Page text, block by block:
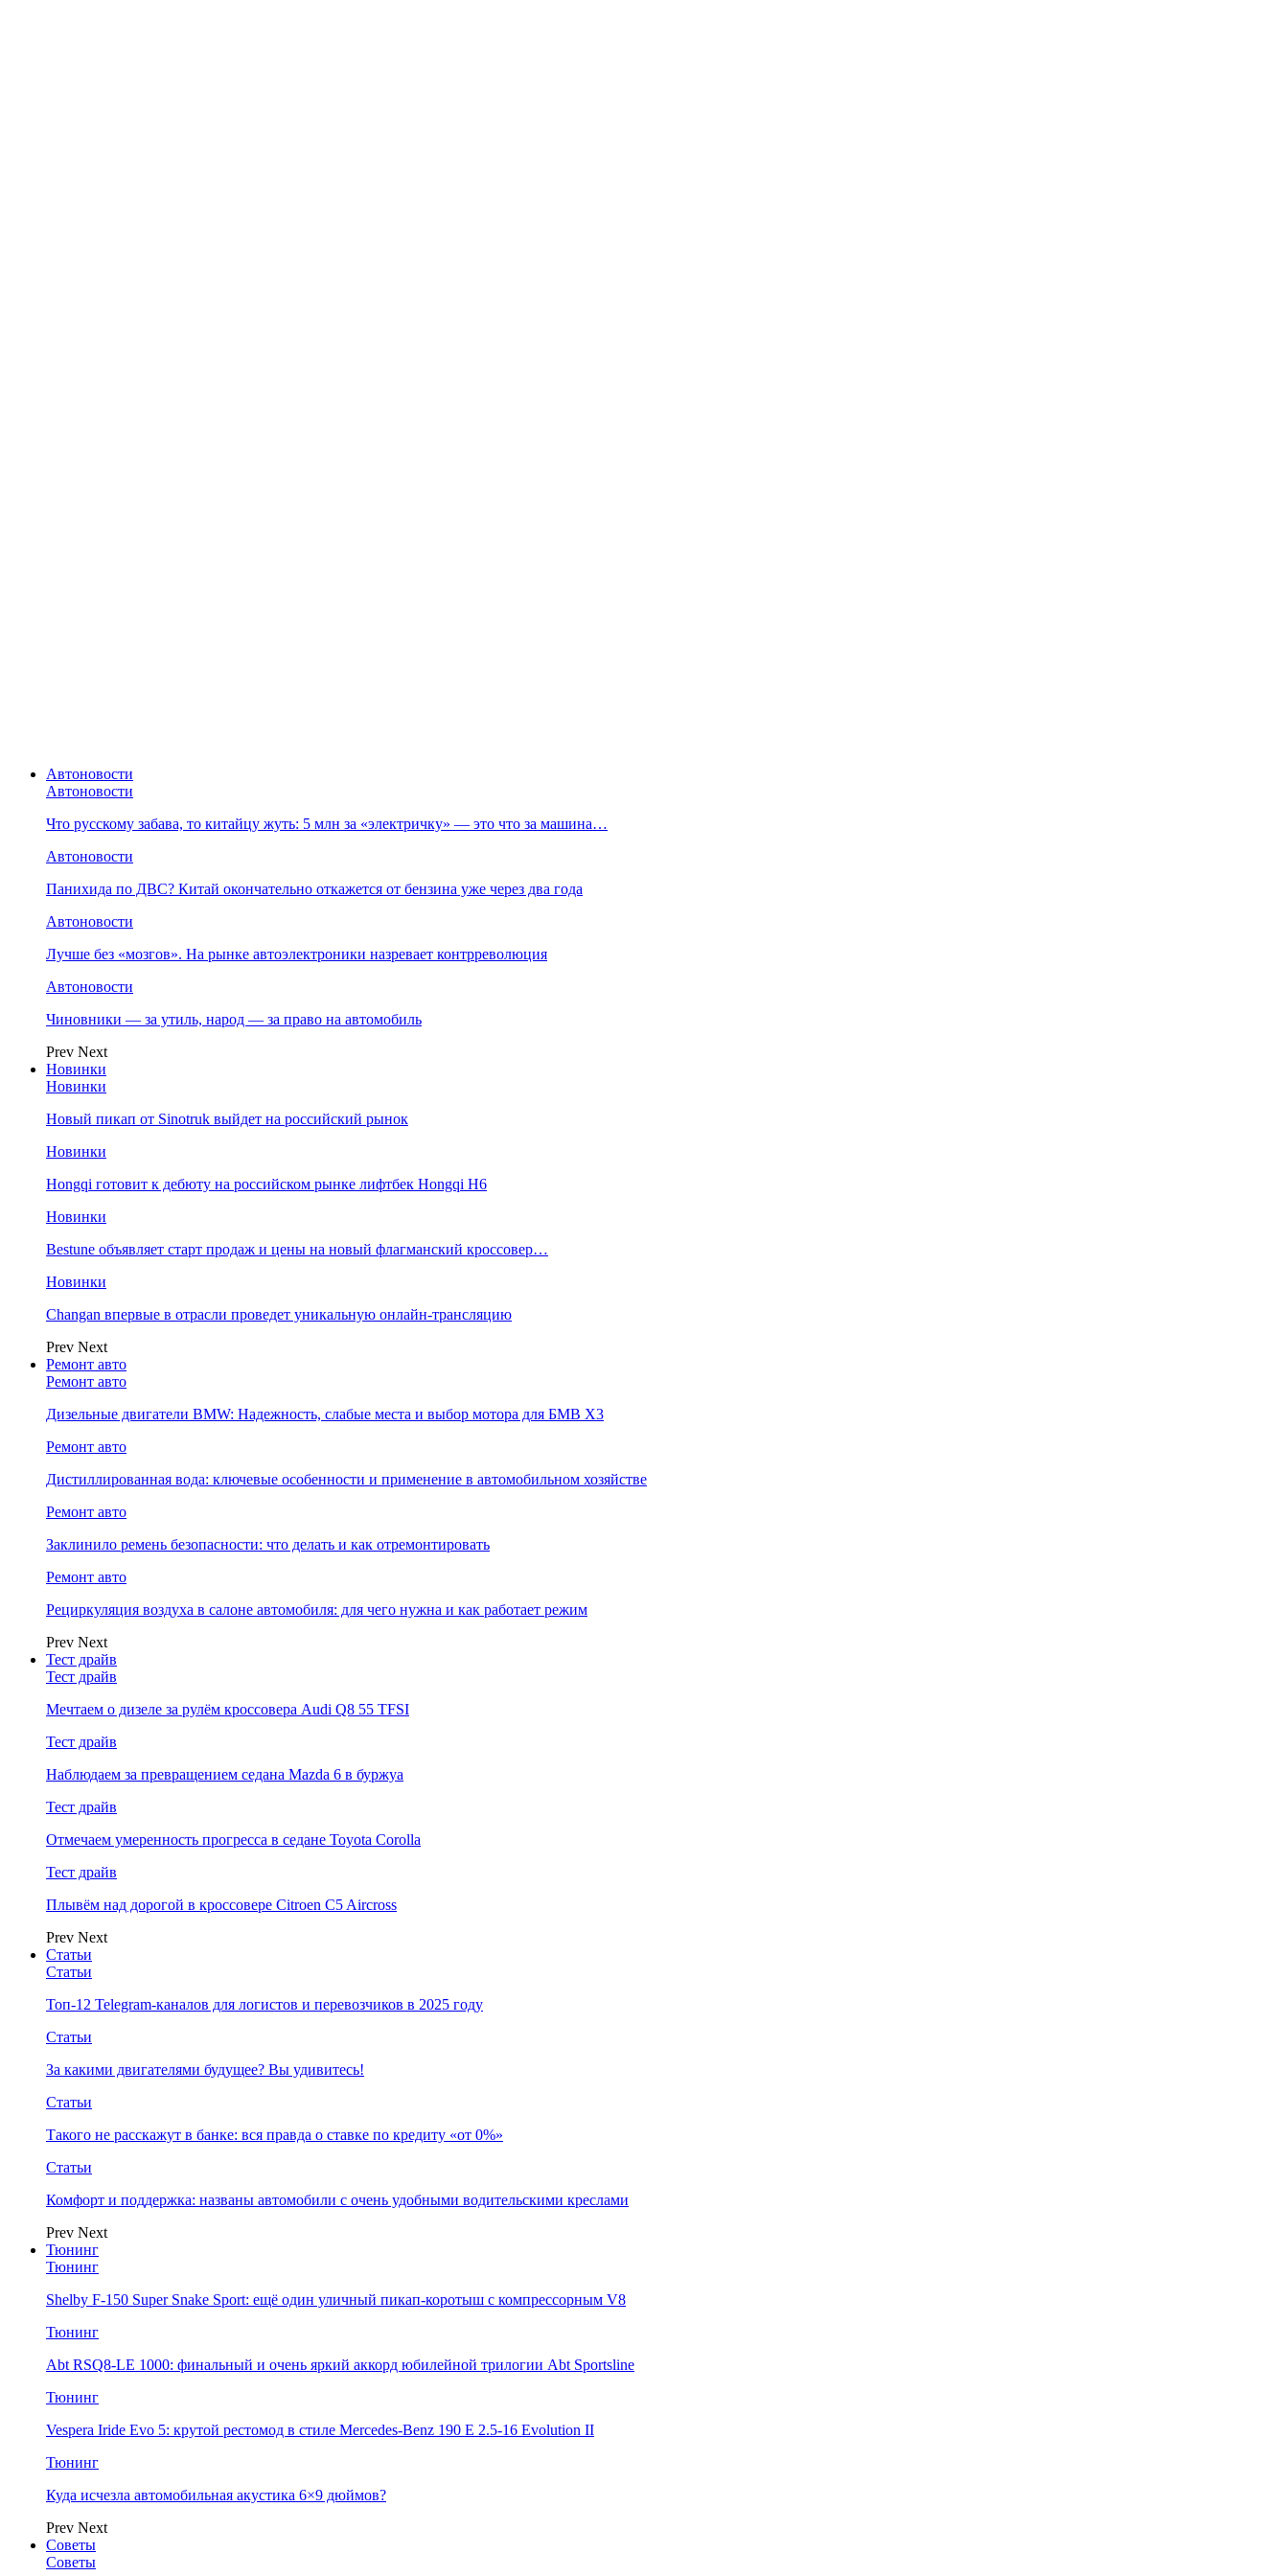
Автоновости
Автоновости
Что русскому забава, то китайцу жуть: 5 млн за «электричку» — это что за машина…
Автоновости
Панихида по ДВС? Китай окончательно откажется от бензина уже через два года
Автоновости
Лучше без «мозгов». На рынке автоэлектроники назревает контрреволюция
Автоновости
Чиновники — за утиль, народ — за право на автомобиль
Prev Next
Новинки
Новинки
Новый пикап от Sinotruk выйдет на российский рынок
Новинки
Hongqi готовит к дебюту на российском рынке лифтбек Hongqi H6
Новинки
Bestune объявляет старт продаж и цены на новый флагманский кроссовер…
Новинки
Changan впервые в отрасли проведет уникальную онлайн-трансляцию
Prev Next
Ремонт авто
Ремонт авто
Дизельные двигатели BMW: Надежность, слабые места и выбор мотора для БМВ Х3
Ремонт авто
Дистиллированная вода: ключевые особенности и применение в автомобильном хозяйстве
Ремонт авто
Заклинило ремень безопасности: что делать и как отремонтировать
Ремонт авто
Рециркуляция воздуха в салоне автомобиля: для чего нужна и как работает режим
Prev Next
Тест драйв
Тест драйв
Мечтаем о дизеле за рулём кроссовера Audi Q8 55 TFSI
Тест драйв
Наблюдаем за превращением седана Mazda 6 в буржуа
Тест драйв
Отмечаем умеренность прогресса в седане Toyota Corolla
Тест драйв
Плывём над дорогой в кроссовере Citroen C5 Aircross
Prev Next
Статьи
Статьи
Топ-12 Telegram-каналов для логистов и перевозчиков в 2025 году
Статьи
За какими двигателями будущее? Вы удивитесь!
Статьи
Такого не расскажут в банке: вся правда о ставке по кредиту «от 0%»
Статьи
Комфорт и поддержка: названы автомобили с очень удобными водительскими креслами
Prev Next
Тюнинг
Тюнинг
Shelby F-150 Super Snake Sport: ещё один уличный пикап-коротыш с компрессорным V8
Тюнинг
Abt RSQ8-LE 1000: финальный и очень яркий аккорд юбилейной трилогии Abt Sportsline
Тюнинг
Vespera Iride Evo 5: крутой рестомод в стиле Mercedes-Benz 190 E 2.5-16 Evolution II
Тюнинг
Куда исчезла автомобильная акустика 6×9 дюймов?
Prev Next
Советы
Советы